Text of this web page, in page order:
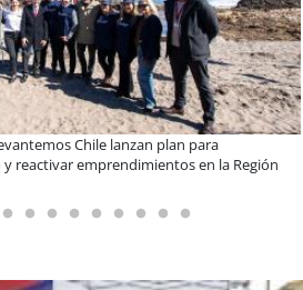
abordar desafíos de inversión e
de residuos